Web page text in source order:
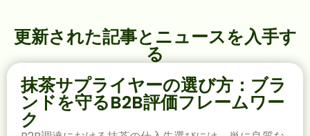
更新された記事とニュースを入手す
る
抹茶サプライヤーの選び方：ブラ
ンドを守るB2B評価フレームワー
ク